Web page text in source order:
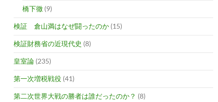
橋下徹 (9)
検証 倉山満はなぜ闘ったのか (15)
検証財務省の近現代史 (8)
皇室論 (235)
第一次増税戦役 (41)
第二次世界大戦の勝者は誰だったのか？ (8)